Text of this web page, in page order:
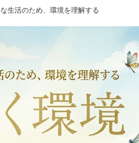
生活のため、環境を理解する